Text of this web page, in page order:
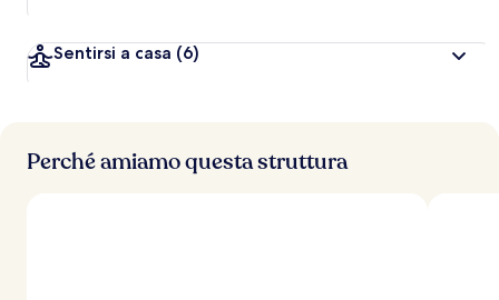
Sentirsi a casa (6)
Perché amiamo questa struttura